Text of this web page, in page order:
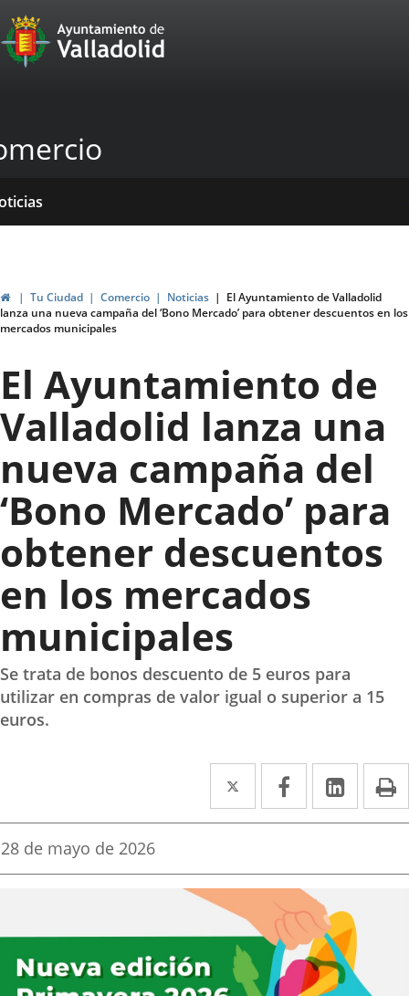
Portal
Web
Ayuntamiento
de
Valladolid
HomeTu Ciudad Comercio Noticias
El Ayuntamiento de Valladolid
lanza una nueva campaña del ‘Bono Mercado’ para obtener descuentos en los
mercados municipales
El Ayuntamiento de
Valladolid lanza una
nueva campaña del
‘Bono Mercado’ para
obtener descuentos
en los mercados
municipales
Se trata de bonos descuento de 5 euros para
utilizar en compras de valor igual o superior a 15
euros.
Twitter
Enlace
a
aplicación
externa.
Facebook
Enlace
a
aplicación
externa.
Enlace
a
Fecha
la
28 de mayo de 2026